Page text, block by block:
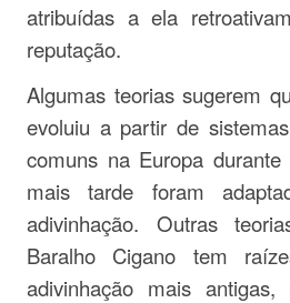
atribuídas a ela
reputação.
Algumas teorias sugerem
evoluiu a partir de
comuns na Europa
mais tarde foram
adivinhação. Outras
Baralho Cigano tem
adivinhação mais antigas,